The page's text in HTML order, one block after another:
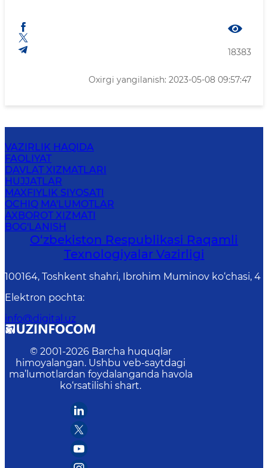
18383
Oxirgi yangilanish: 2023-05-08 09:57:47
VAZIRLIK HAQIDA
FAOLIYAT
DAVLAT XIZMATLARI
HUJJATLAR
MAXFIYLIK SIYOSATI
OCHIQ MA'LUMOTLAR
AXBOROT XIZMATI
BOG'LANISH
O‘zbekiston Respublikasi Raqamli
Texnologiyalar Vazirligi
100164, Toshkent shahri, Ibrohim Muminov ko‘chasi, 4
Elektron pochta:
info@digital.uz
© 2001-2026 Barcha huquqlar
himoyalangan. Ushbu veb-saytdagi
ma’lumotlardan foydalanganda havola
ko‘rsatilishi shart.